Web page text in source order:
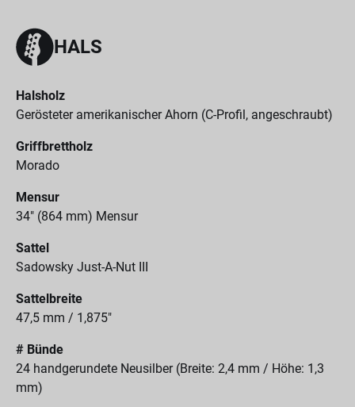
HALS
Halsholz
Gerösteter amerikanischer Ahorn (C-Profil, angeschraubt)
Griffbrettholz
Morado
Mensur
34" (864 mm) Mensur
Sattel
Sadowsky Just-A-Nut III
Sattelbreite
47,5 mm / 1,875"
# Bünde
24 handgerundete Neusilber (Breite: 2,4 mm / Höhe: 1,3
mm)